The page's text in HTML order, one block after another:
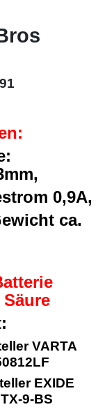
0,9A,
ca.
VARTA
EXIDE
9-BS